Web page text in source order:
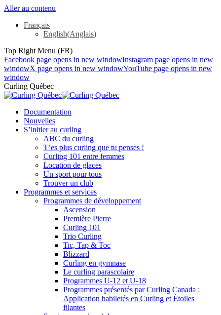
Aller au contenu
Français
English(Anglais)
Top Right Menu (FR)
Facebook page opens in new windowInstagram page opens in new
windowX page opens in new windowYouTube page opens in new
window
Curling Québec
Documentation
Nouvelles
S’initier au curling
ABC du curling
T’es plus curling que tu penses !
Curling 101 entre femmes
Location de glaces
Un sport pour tous
Trouver un club
Programmes et services
Programmes de développement
Ascension
Première Pierre
Curling 101
Trio Curling
Tic, Tap & Toc
Blizzard
Curling en gymnase
Le curling parascolaire
Programmes U-12 et U-18
Programmes présentés par Curling Canada :
Application habiletés en Curling et Étoiles
filantes